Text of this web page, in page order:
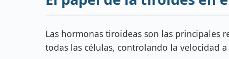
Las hormonas tiroideas son las principales
todas las células, controlando la velocidad